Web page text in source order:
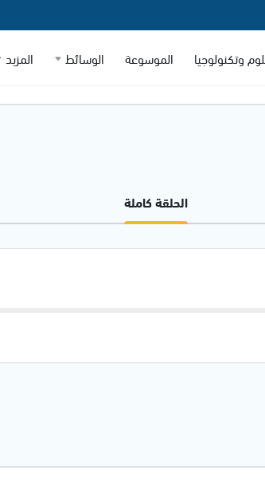
وتكنولوجيا الموسوعة الوسائط المزيد
الحلقة كاملة